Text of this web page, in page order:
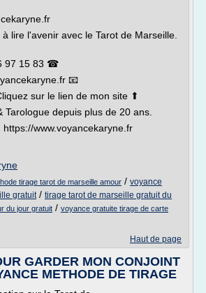
lire l'avenir avec le Tarot de Marseille.
97 15 83 ☎
📧
sur le lien de mon site ⬆
Tarologue depuis plus de 20 ans.
www.voyancekaryne.fr
tirage tarot de marseille amour / voyance
gratuit/ tirage tarot de marseille gratuit du
du jour gratuit / voyance gratuite tirage de carte
Haut de page
GARDER MON CONJOINT
METHODE DE TIRAGE